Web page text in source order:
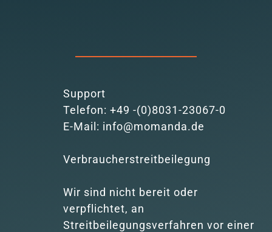
Support
Telefon: +49 -(0)8031-23067-0
E-Mail: info@momanda.de
Verbraucher­streit­beilegung
Wir sind nicht bereit oder
verpflichtet, an
Streitbeilegungsverfahren vor einer